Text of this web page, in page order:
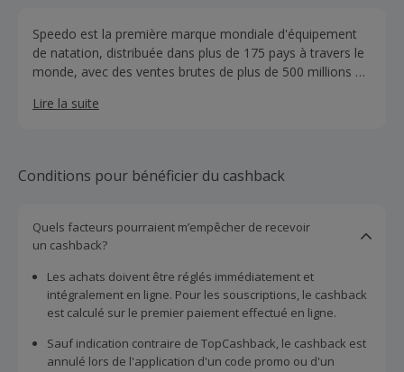
Speedo est la première marque mondiale d'équipement
de natation, distribuée dans plus de 175 pays à travers le
monde, avec des ventes brutes de plus de 500 millions de
introduit le premier maillot de bain haute performance en
Jeux olympiques de Londres en 2012, le nombre de
participants dans les maillots de bain speedo était
souligne le succès de Speedo.
Lire la suite
Conditions pour bénéficier du cashback
Quels facteurs pourraient m’empêcher de recevoir
un cashback?
Les achats doivent être réglés immédiatement et
intégralement en ligne. Pour les souscriptions, le cashback
est calculé sur le premier paiement effectué en ligne.
Sauf indication contraire de TopCashback, le cashback est
annulé lors de l'application d'un code promo ou d'un